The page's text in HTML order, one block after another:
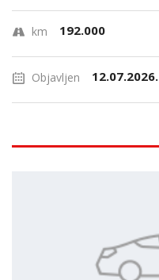
km 192.000
Objavljen 12.07.2026.